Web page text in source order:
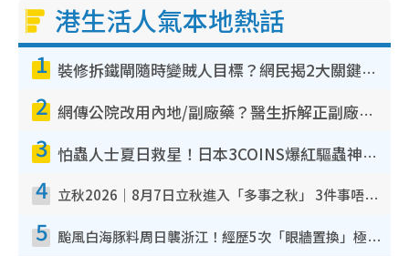
港生活人氣本地熱話
1 裝修拆鐵閘隨時變賊人目標？網民揭2大關鍵用途：裝新式等於白裝？附新舊鐵閘分別
2 網傳公院改用內地/副廠藥？醫生拆解正副廠分別 揭4類人換藥隨時出事
3 怕蟲人士夏日救星！日本3COINS爆紅驅蟲神器$45起 1招「全程免觸碰」輕鬆搞定小強
4 立秋2026｜8月7日立秋進入「多事之秋」 3件事唔做得！專家教6招開運 清枱頭／銀包納氣接好運
5 颱風白海豚料周日襲浙江！經歷5次「眼牆置換」極罕見 成登陸內地最長途颱風